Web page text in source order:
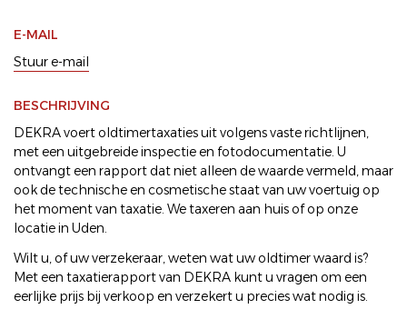
E-MAIL
Stuur e-mail
BESCHRIJVING
DEKRA voert oldtimertaxaties uit volgens vaste richtlijnen,
met een uitgebreide inspectie en fotodocumentatie. U
ontvangt een rapport dat niet alleen de waarde vermeld, maar
ook de technische en cosmetische staat van uw voertuig op
het moment van taxatie. We taxeren aan huis of op onze
locatie in Uden.
Wilt u, of uw verzekeraar, weten wat uw oldtimer waard is?
Met een taxatierapport van DEKRA kunt u vragen om een
eerlijke prijs bij verkoop en verzekert u precies wat nodig is.